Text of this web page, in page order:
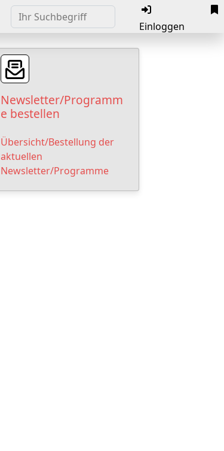
Einloggen
Newsletter/Programm
e bestellen
Übersicht/Bestellung der
aktuellen
Newsletter/Programme